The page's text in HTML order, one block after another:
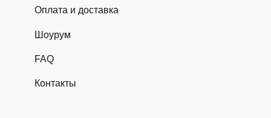
Оплата и доставка
Шоурум
FAQ
Контакты